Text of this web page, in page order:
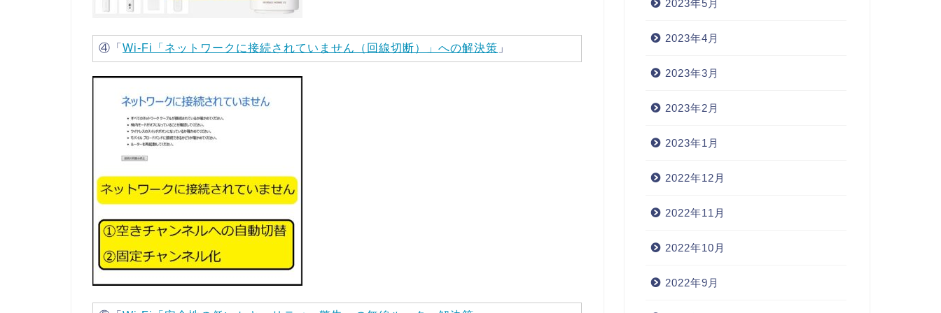
④「 Wi-Fi「ネットワークに接続されていません（回線切断）」への解決策 」
2023年5月
2023年4月
2023年3月
2023年2月
2023年1月
2022年12月
2022年11月
2022年10月
2022年9月